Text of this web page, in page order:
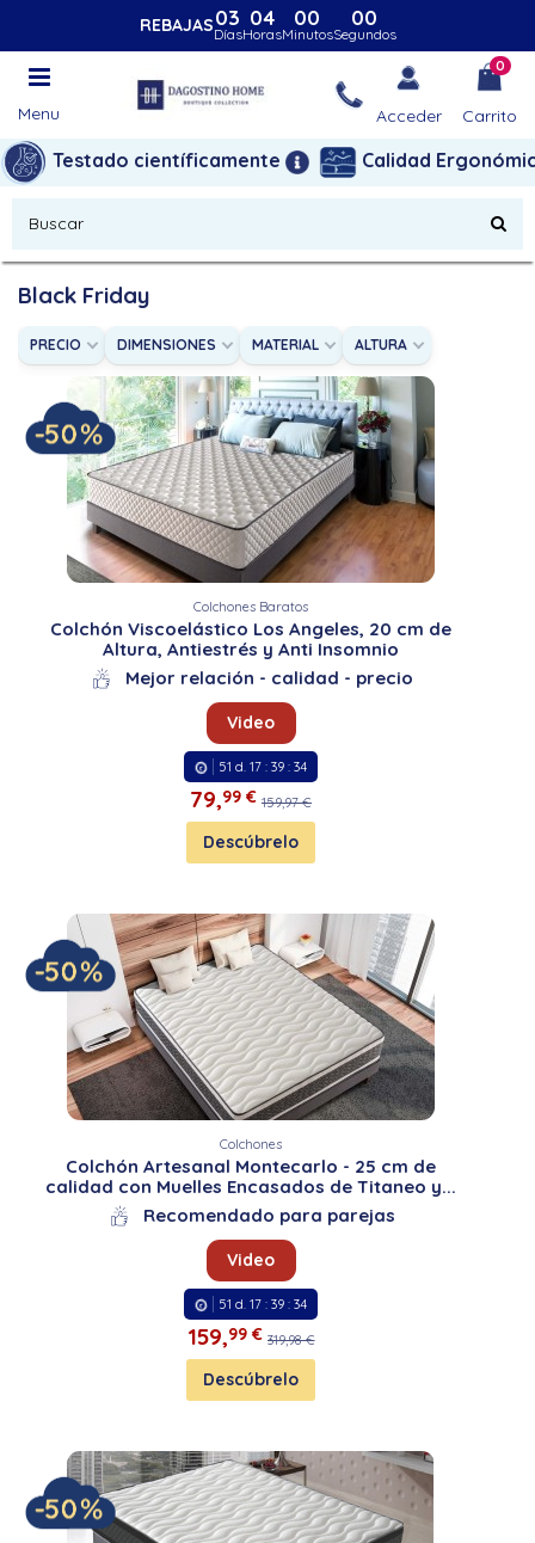
REBAJAS03
Días
04
Horas
00
Minutos
00
Segundos
Menu Acceder
0
Carrito
Testado científicamente Calidad
Black Friday
PRECIO DIMENSIONES MATERIAL ALTURA
Colchones Baratos
Colchón Viscoelástico Los Angeles, 20 cm de
Altura, Antiestrés y Anti Insomnio
Mejor relación - calidad - precio
Video
51 d. 17 :39 :33
79,99 € 159,97 €
Descúbrelo
Colchones
Colchón Artesanal Montecarlo - 25 cm de
calidad con Muelles Encasados de Titaneo y...
Recomendado para parejas
Video
51 d. 17 :39 :33
159,99 € 319,98 €
Descúbrelo